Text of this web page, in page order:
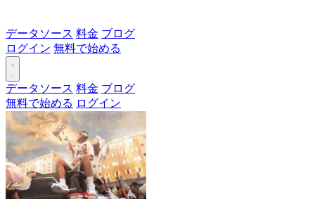
データソース 料金 ブログ
ログイン 無料で始める
データソース 料金 ブログ
無料で始める ログイン